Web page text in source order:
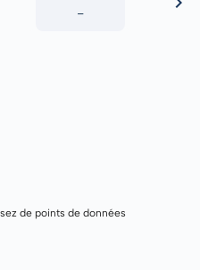
-
de points de données